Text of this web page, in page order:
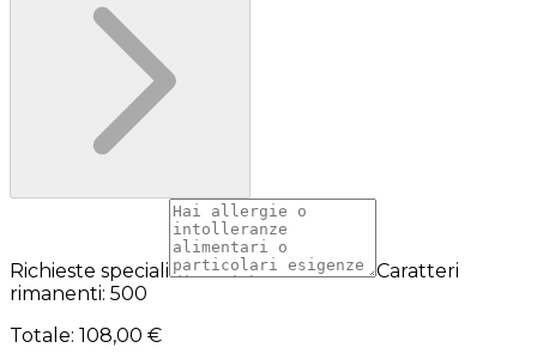
Richieste speciali
Caratteri
rimanenti: 500
Totale: 108,00 €